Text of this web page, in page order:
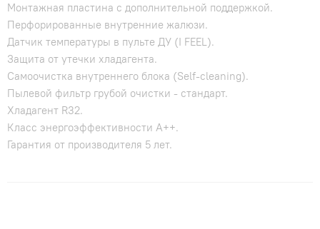
Монтажная пластина с дополнительной поддержкой.
Перфорированные внутренние жалюзи.
Датчик температуры в пульте ДУ (I FEEL).
Защита от утечки хладагента.
Самоочистка внутреннего блока (Self-cleaning).
Пылевой фильтр грубой очистки - стандарт.
Хладагент R32.
Класс энергоэффективности A++.
Гарантия от производителя 5 лет.